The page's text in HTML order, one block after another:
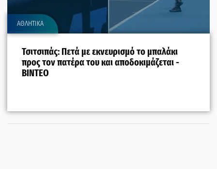
ΑΘΛΗΤΙΚΑ
Τσιτσιπάς: Πετά με εκνευρισμό το μπαλάκι
προς τον πατέρα του και αποδοκιμάζεται -
BINTEO